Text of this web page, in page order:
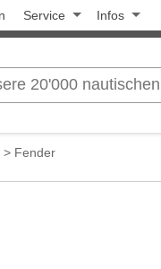
Service Infos
> Fender